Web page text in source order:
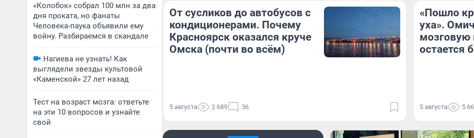
«Колобок» собрал 100 млн за два
дня проката, но фанаты
Человека-паука объявили ему
войну. Разбираемся в скандале
Нагиева не узнать! Как
выглядели звезды культовой
«Каменской» 27 лет назад
Тест на возраст мозга: ответьте
на эти 10 вопросов и узнайте
свой
От сусликов до автобусов с
кондиционерами. Почему
Красноярск оказался круче
Омска (почти во всём)
5 августа 2 689 36
«Пошло
уха».
остается
5 августа 5